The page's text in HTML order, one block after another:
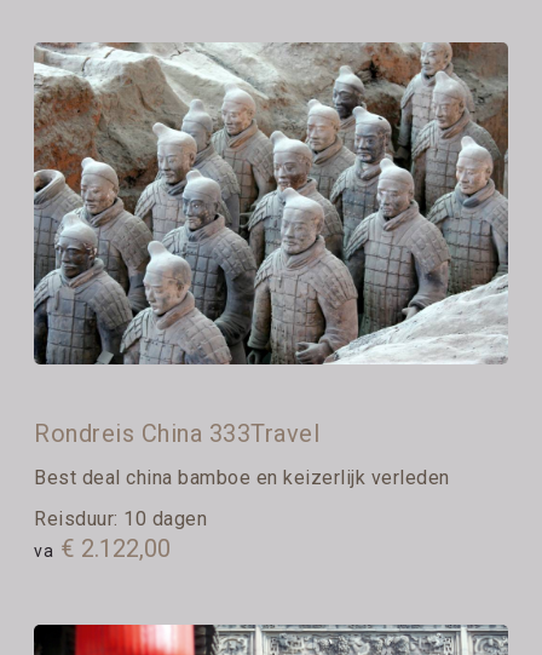
Rondreis China 333Travel
Best deal china bamboe en keizerlijk verleden
Reisduur: 10 dagen
va € 2.122,00